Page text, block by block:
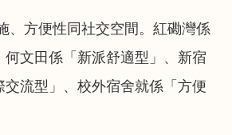
、方便性同社交空間。紅磡灣係
何文田係「新派舒適型」、新宿
交流型」、校外宿舍就係「方便